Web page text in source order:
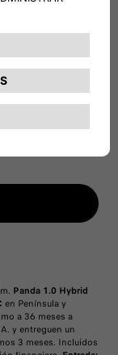
Panda 1.0 Hybrid
en Península y
a 36 meses a
y entreguen un
3 meses. Incluidos